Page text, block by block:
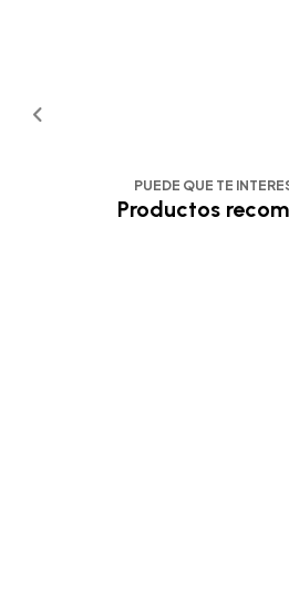
PUEDE QUE TE
Productos